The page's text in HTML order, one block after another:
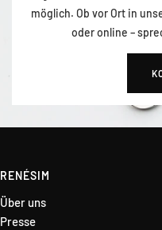
möglich. Ob vor Ort in
oder online –
RENÉSIM
Über uns
Presse